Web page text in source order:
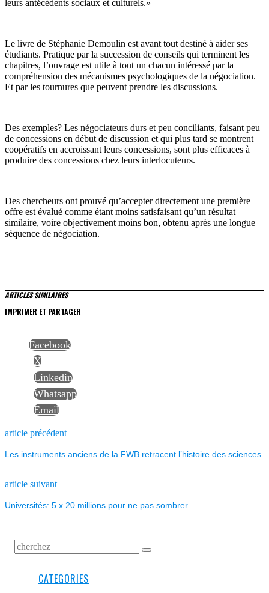
leurs antécédents sociaux et culturels.»
Le livre de Stéphanie Demoulin est avant tout destiné à aider ses
étudiants. Pratique par la succession de conseils qui terminent les
chapitres, l’ouvrage est utile à tout un chacun intéressé par la
compréhension des mécanismes psychologiques de la négociation.
Et par les tournures que peuvent prendre les discussions.
Des exemples? Les négociateurs durs et peu conciliants, faisant peu
de concessions en début de discussion et qui plus tard se montrent
coopératifs en accroissant leurs concessions, sont plus efficaces à
produire des concessions chez leurs interlocuteurs.
Des chercheurs ont prouvé qu’accepter directement une première
offre est évalué comme étant moins satisfaisant qu’un résultat
similaire, voire objectivement moins bon, obtenu après une longue
séquence de négociation.
ARTICLES SIMILAIRES
IMPRIMER ET PARTAGER
Facebook
X
Linkedin
Whatsapp
Email
NAVIGATION
DE
L’ARTICLE
article précédentPrevious
Les instruments anciens de la FWB retracent l’histoire des sciences
article suivantNext
Universités: 5 x 20 millions pour ne pas sombrer
CATEGORIES